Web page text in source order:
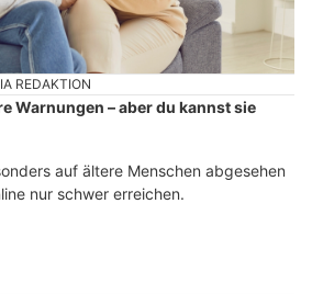
REDAKTION
Warnungen – aber du kannst sie
auf ältere Menschen abgesehen
nur schwer erreichen.